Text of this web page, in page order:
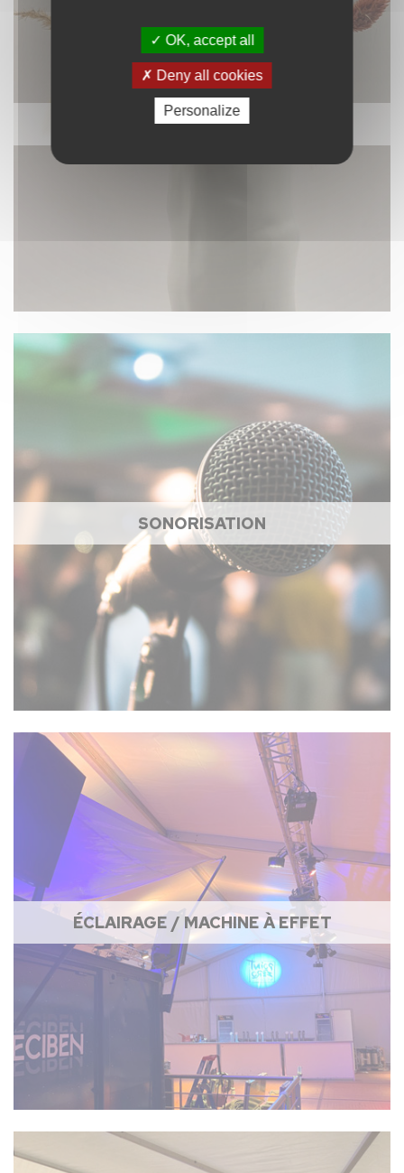
DÉCORATION
SONORISATION
ÉCLAIRAGE / MACHINE À EFFET
OK, accept all
Deny all cookies
Personalize